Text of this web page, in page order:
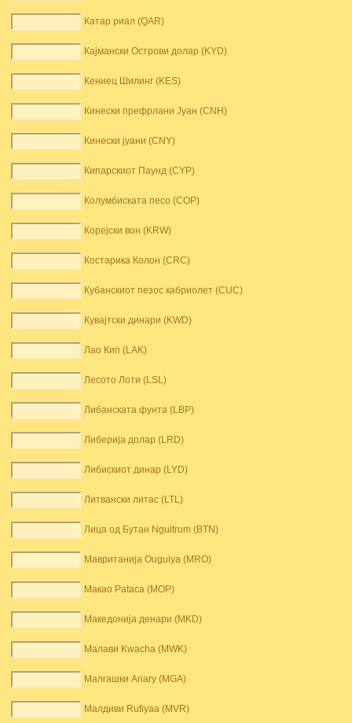
Катар риал (QAR)
Кајмански Острови долар (KYD)
Кениец Шилинг (KES)
Кинески префрлани Јуан (CNH)
Кинески јуани (CNY)
Кипарскиот Паунд (CYP)
Колумбиската песо (COP)
Корејски вон (KRW)
Костарика Колон (CRC)
Кубанскиот пезос кабриолет (CUC)
Кувајтски динари (KWD)
Лао Кип (LAK)
Лесото Лоти (LSL)
Либанската фунта (LBP)
Либерија долар (LRD)
Либискиот динар (LYD)
Литвански литас (LTL)
Лица од Бутан Ngultrum (BTN)
Мавританија Ouguiya (MRO)
Макао Pataca (MOP)
Македонија денари (MKD)
Малави Kwacha (MWK)
Малгашки Ariary (MGA)
Малдиви Rufiyaa (MVR)